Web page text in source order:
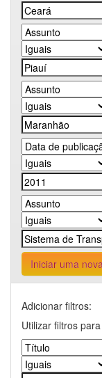
Iniciar uma
Adicionar filtros:
Utilizar filtros